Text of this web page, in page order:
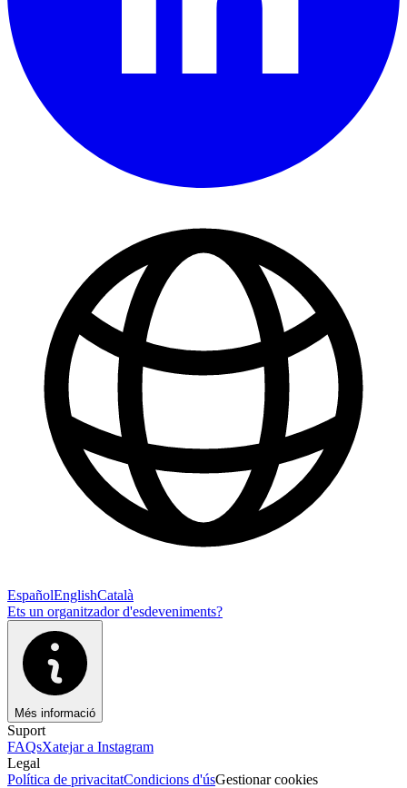
EspañolEnglishCatalà
Ets un organitzador d'esdeveniments?
Més informació
Suport
FAQsXatejar a Instagram
Legal
Política de privacitatCondicions d'úsGestionar cookies